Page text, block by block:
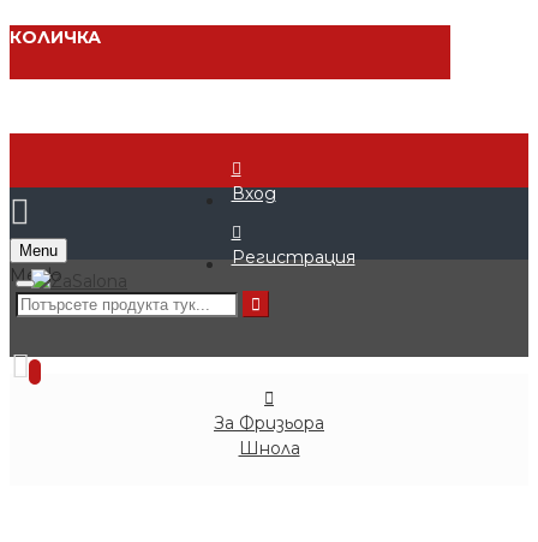
КОЛИЧКА
Вход
Регистрация
Menu
0
За Фризьора
Шнола